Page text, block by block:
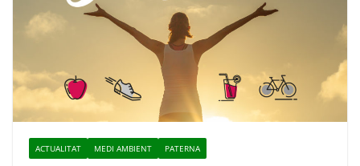
ACTUALITAT MEDI AMBIENT PATERNA